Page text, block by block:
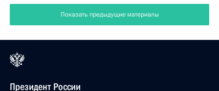
Показать предыдущие материалы
Президент России